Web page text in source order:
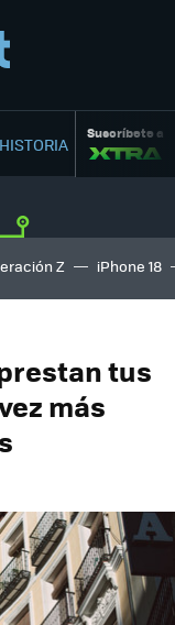
HISTORIA Suscríbete a
Z iPhone 18
tus
más